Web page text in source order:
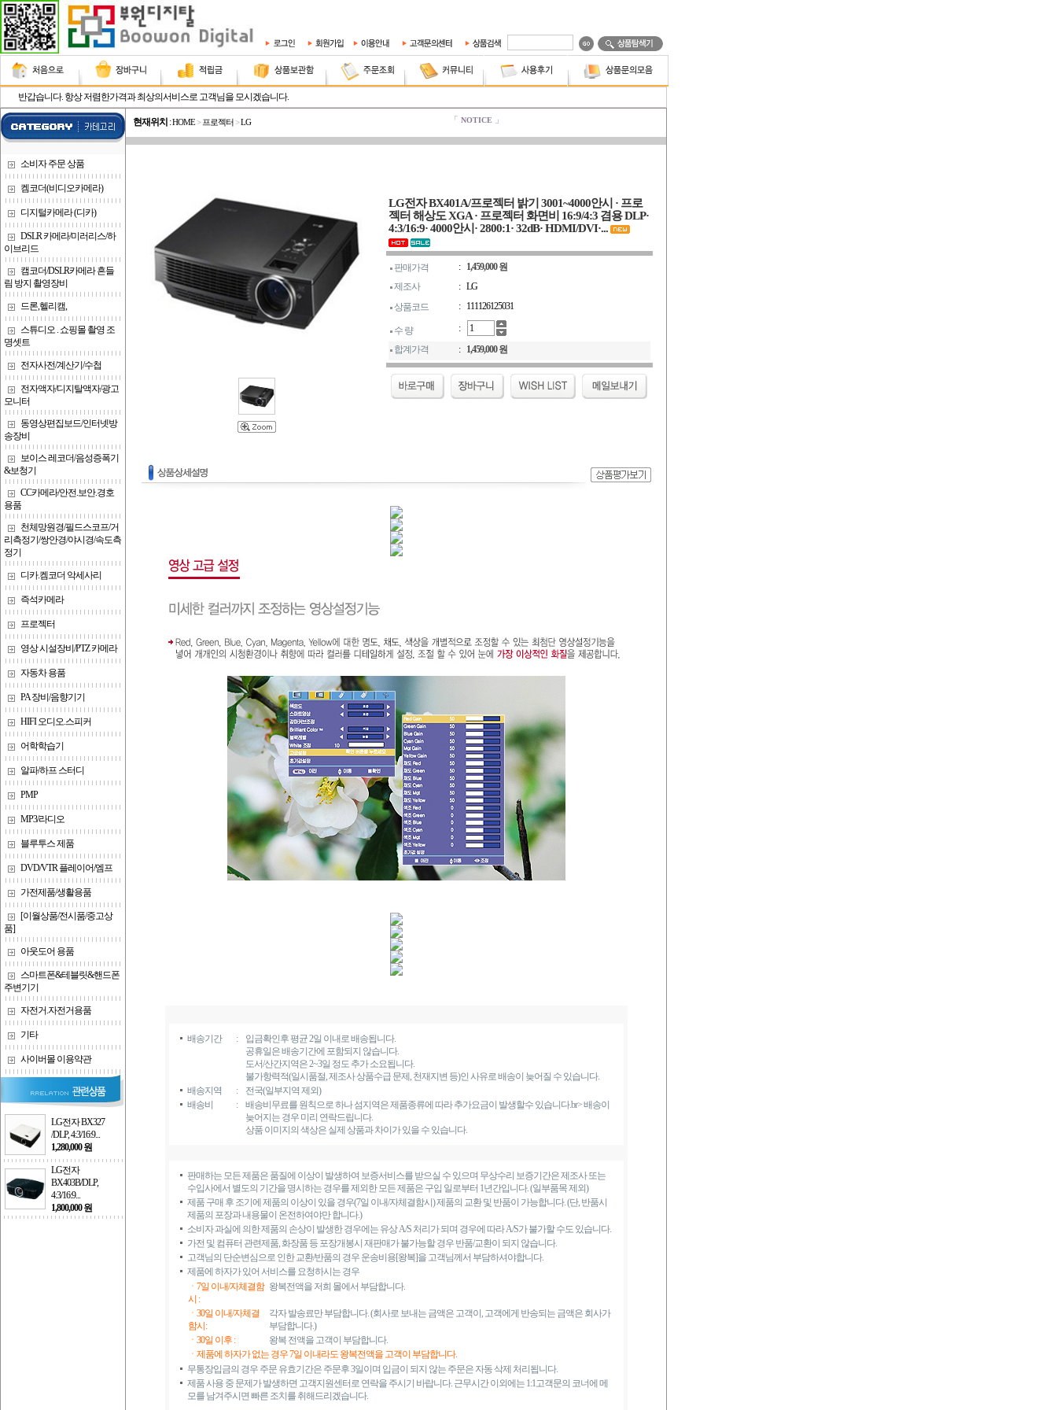
반갑습니다. 항상 저렴한가격과 최상의서비스로 고객님을 모시겠습니다.
소비자 주문 상품
켐코더(비디오카메라)
디지털카메라 (디카)
DSLR 카메라/미러리스/하
이브리드
캠코더/DSLR카메라 흔들
림 방지 촬영장비
드론,헬리캠,
스튜디오 . 쇼핑몰 촬영 조
명셋트
전자사전/계산기/수첩
전자액자/디지탈액자/광고
모니터
동영상편집보드/인터넷방
송장비
보이스 레코더/음성증폭기
&보청기
CC카메라/안전.보안.경호
용품
천체망원경/필드스코프/거
리측정기/쌍안경/야시경/속도측
정기
디카.켐코더 악세사리
즉석카메라
프로젝터
영상 시설장비/PTZ 카메라
자동차 용품
PA 장비/음향기기
HIFI 오디오.스피커
어학학습기
알파/하프 스터디
PMP
MP3/라디오
블루투스 제품
DVD/VTR 플레이어/엠프
가전제품/생활용품
[이월상품/전시품/중고상
품]
아웃도어 용품
스마트폰&테블릿&핸드폰
주변기기
자전거.자전거용품
기타
사이버몰 이용약관
LG전자 BX327
/DLP, 4:3/16:9...
1,280,000 원
LG전자
BX403B/DLP,
4:3/16:9...
1,800,000 원
현재위치 :HOME>프로젝터 >LG
LG전자 BX401A/프로젝터 밝기 3001~4000안시 · 프로
젝터 해상도 XGA · 프로젝터 화면비 16:9/4:3 겸용 DLP·
4:3/16:9· 4000안시· 2800:1· 32dB· HDMI/DVI·...
판매가격 :
1,459,000 원
제조사
:
LG
상품코드
: 111126125031
수 량
:
합계가격
: 1,459,000 원
배송기간 :
입금확인후 평균 2일 이내로 배송됩니다.
공휴일은 배송기간에 포함되지 않습니다.
도서/산간지역은 2~3일 정도 추가 소요됩니다.
불가항력적(일시품절, 제조사 상품수급 문제, 천재지변 등)인 사유로 배송이 늦어질 수 있습니다.
배송지역
:
전국(일부지역 제외)
배송비
:
배송비무료를 원칙으로 하나 섬지역은 제품종류에 따라 추가요금이 발생할수 있습니다.br> 배송이
늦어지는 경우 미리 연락드립니다.
상품 이미지의 색상은 실제 상품과 차이가 있을 수 있습니다.
판매하는 모든 제품은 품질에 이상이 발생하여 보증서비스를 받으실 수 있으며 무상수리 보증기간은 제조사 또는
수입사에서 별도의 기간을 명시하는 경우를 제외한 모든 제품은 구입 일로부터 1년간입니다. (일부품목 제외)
제품 구매 후 조기에 제품의 이상이 있을 경우(7일 이내/자체결함시) 제품의 교환 및 반품이 가능합니다. (단, 반품시
제품의 포장과 내용물이 온전하여야만 합니다.)
소비자 과실에 의한 제품의 손상이 발생한 경우에는 유상 A/S 처리가 되며 경우에 따라 A/S가 불가할 수도 있습니다.
가전 및 컴퓨터 관련제품, 화장품 등 포장개봉시 재판매가 불가능할 경우 반품/교환이 되지 않습니다.
고객님의 단순변심으로 인한 교환/반품의 경우 운송비용[왕복]을 고객님께서 부담하셔야합니다.
제품에 하자가 있어 서비스를 요청하시는 경우
ㆍ7일 이내/자체결함
시 :
왕복전액을 저희 몰에서 부담합니다.
ㆍ30일 이내/자체결
함시:
각자 발송료만 부담합니다. (회사로 보내는 금액은 고객이, 고객에게 반송되는 금액은 회사가
부담합니다.)
ㆍ30일 이후 :
왕복 전액을 고객이 부담합니다.
ㆍ제품에 하자가 없는 경우 7일 이내라도 왕복전액을 고객이 부담합니다.
무통장입금의 경우 주문 유효기간은 주문후 3일이며 입금이 되지 않는 주문은 자동 삭제 처리됩니다.
제품 사용 중 문제가 발생하면 고객지원센터로 연락을 주시기 바랍니다. 근무시간 이외에는 1:1고객문의 코너에 메
모를 남겨주시면 빠른 조치를 취해드리겠습니다.